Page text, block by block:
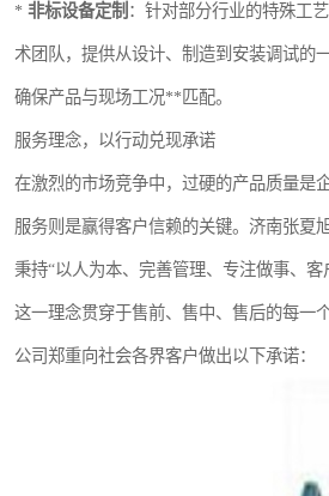
* 非标设备定制 ：针对部分行业的特殊工
术团队，提供从设计、制造到安装调试的
确保产品与现场工况**匹配。
服务理念，以行动兑现承诺
在激烈的市场竞争中，过硬的产品质量是
服务则是赢得客户信赖的关键。济南张夏
秉持“以人为本、完善管理、专注做事、
这一理念贯穿于售前、售中、售后的每一个
公司郑重向社会各界客户做出以下承诺：